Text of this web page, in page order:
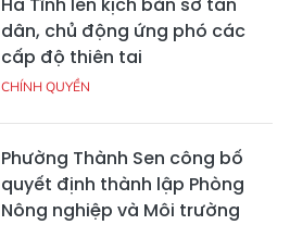
Hà Tĩnh lên kịch bản sơ tán
dân, chủ động ứng phó các
cấp độ thiên tai
CHÍNH QUYỀN
Phường Thành Sen công bố
quyết định thành lập Phòng
Nông nghiệp và Môi trường